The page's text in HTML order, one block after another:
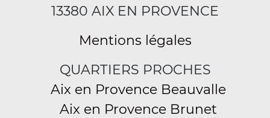
13380 AIX EN PROVENCE
Mentions légales
QUARTIERS PROCHES
Aix en Provence Beauvalle
Aix en Provence Brunet